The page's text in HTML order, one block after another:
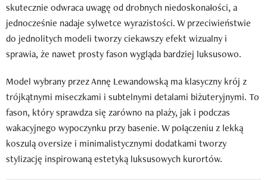
skutecznie odwraca uwagę od drobnych niedoskonałości, a
jednocześnie nadaje sylwetce wyrazistości. W przeciwieństwie
do jednolitych modeli tworzy ciekawszy efekt wizualny i
sprawia, że nawet prosty fason wygląda bardziej luksusowo.
Model wybrany przez Annę Lewandowską ma klasyczny krój z
trójkątnymi miseczkami i subtelnymi detalami biżuteryjnymi. To
fason, który sprawdza się zarówno na plaży, jak i podczas
wakacyjnego wypoczynku przy basenie. W połączeniu z lekką
koszulą oversize i minimalistycznymi dodatkami tworzy
stylizację inspirowaną estetyką luksusowych kurortów.